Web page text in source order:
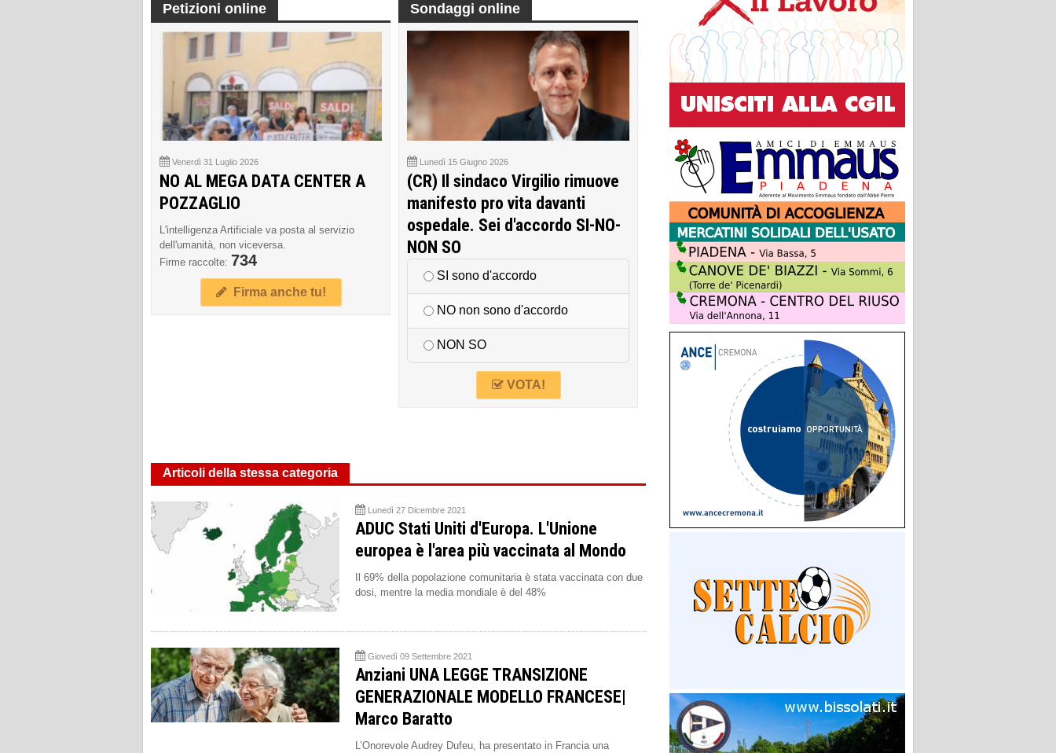
Petizioni online
Venerdì 31 Luglio 2026
NO AL MEGA DATA CENTER A
POZZAGLIO
L'intelligenza Artificiale va posta al servizio
dell'umanità, non viceversa.
Firme raccolte: 734
Firma anche tu!
Sondaggi online
Lunedì 15 Giugno 2026
(CR) Il sindaco Virgilio rimuove
manifesto pro vita davanti
ospedale. Sei d'accordo SI-NO-
NON SO
SI sono d'accordo
NO non sono d'accordo
NON SO
VOTA!
Articoli della stessa categoria
Lunedì 27 Dicembre 2021
ADUC Stati Uniti d'Europa. L'Unione
europea è l'area più vaccinata al Mondo
Il 69% della popolazione comunitaria è stata vaccinata con due
dosi, mentre la media mondiale è del 48%
Giovedì 09 Settembre 2021
Anziani UNA LEGGE TRANSIZIONE
GENERAZIONALE MODELLO FRANCESE|
Marco Baratto
L’Onorevole Audrey Dufeu, ha presentato in Francia una